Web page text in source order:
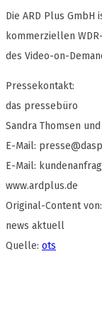
Die ARD Plus
kommerziellen
des Video-on-
Pressekontakt:
das pressebüro
Sandra Thomsen
E-Mail:
E-Mail:
www.ardplus.de
Original-Content
news aktuell
Quelle: ots